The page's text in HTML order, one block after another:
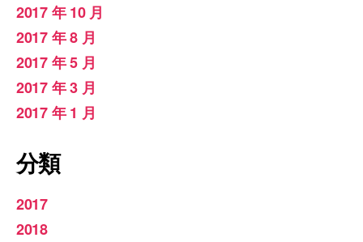
2017 年 10 月
2017 年 8 月
2017 年 5 月
2017 年 3 月
2017 年 1 月
分類
2017
2018